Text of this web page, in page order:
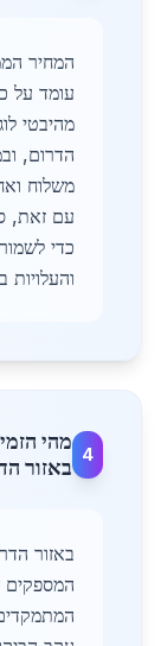
המחיר
מהיבטי
הדרום,
משלוח
עם זאת,
כדי
והעלויות
4
מהי
באזור
באזור
המספקים